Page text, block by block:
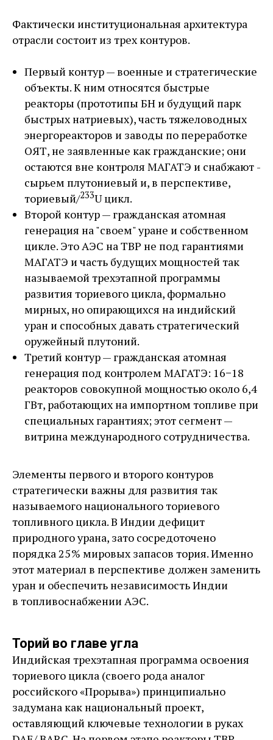
Фактически институциональная архитектура
отрасли состоит из трех контуров.
Первый контур — ​военные и стратегические
объекты. К ним относятся быстрые
реакторы (прототипы БН и будущий парк
быстрых натриевых), часть тяжеловодных
энергореакторов и ­заводы по ­переработке
ОЯТ, не заявленные как гражданские; они
остаются вне контроля МАГАТЭ и снабжают ­
сырьем плутониевый и, в перспективе,
ториевый/233U цикл.
Второй контур — ​гражданская атомная
генерация на "своем" уране и собственном
цикле. Это АЭС на ТВР не под гарантиями
МАГАТЭ и часть будущих мощностей так
называемой трехэтапной программы
развития ториевого цикла, формально
мирных, но опирающихся на индийский
уран и способных давать стратегический
оружейный плутоний.
Третий контур — ​гражданская атомная
генерация под контролем МАГАТЭ: 16−18
реакторов совокупной мощностью около 6,4
ГВт, работающих на импортном топливе при
специальных гарантиях; этот сегмент — ​
витрина международного сотрудничества.
Элементы первого и второго контуров
стратегически важны для развития так
называемого национального ториевого
топливного цикла. В Индии дефицит
природного урана, зато сосредоточено
порядка 25 % мировых запасов тория. Именно
этот материал в перспективе должен заменить
уран и обеспечить независимость Индии
в топливоснабжении АЭС.
Торий во главе угла
Индийская трехэтапная программа освоения
ториевого цикла (своего рода аналог
российского «Прорыва») принципиально
задумана как национальный проект,
оставляющий ключевые технологии в руках